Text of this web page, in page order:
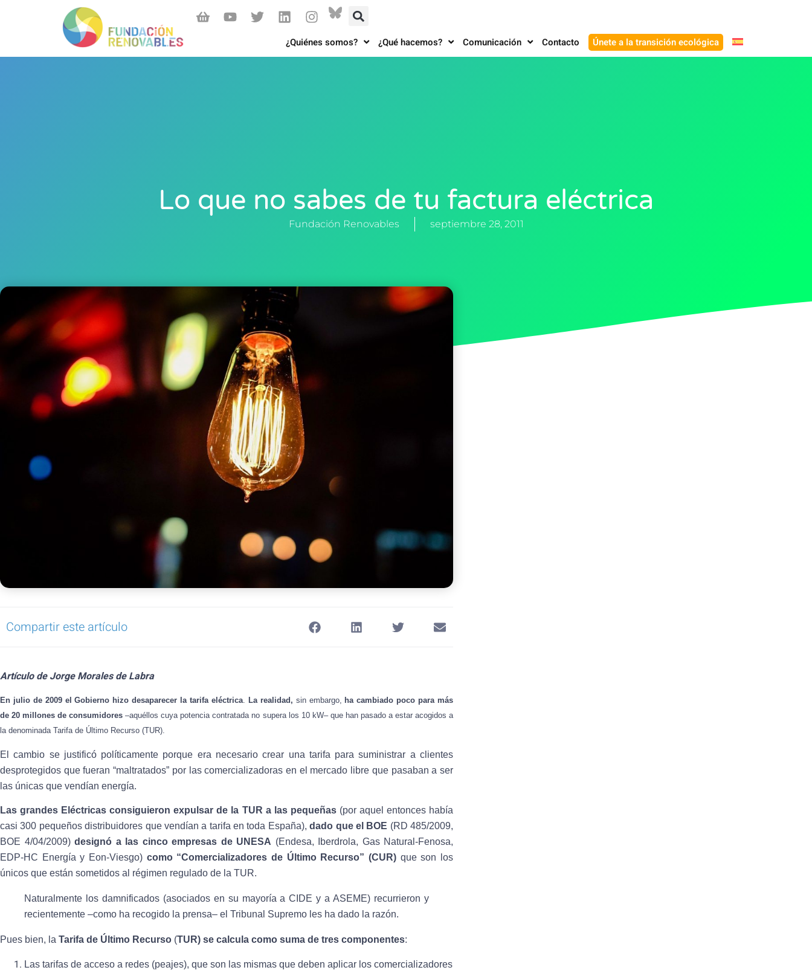
¿Quiénes somos? ¿Qué hacemos? Comunicación Contacto Únete a la transición ecológica
Lo que no sabes de tu factura eléctrica
Fundación Renovables septiembre 28, 2011
Compartir este artículo
Artículo de Jorge Morales de Labra
En julio de 2009 el Gobierno hizo desaparecer la tarifa eléctrica. La realidad, sin embargo, ha cambiado poco para más
de 20 millones de consumidores –aquéllos cuya potencia contratada no supera los 10 kW– que han pasado a estar acogidos a
la denominada Tarifa de Último Recurso (TUR).
El cambio se justificó políticamente porque era necesario crear una tarifa para suministrar a clientes
desprotegidos que fueran “maltratados” por las comercializadoras en el mercado libre que pasaban a ser
las únicas que vendían energía.
Las grandes Eléctricas consiguieron expulsar de la TUR a las pequeñas(por aquel entonces había
casi 300 pequeños distribuidores que vendían a tarifa en toda España),dado que el BOE (RD 485/2009,
BOE 4/04/2009) designó a las cinco empresas de UNESA (Endesa, Iberdrola, Gas Natural-Fenosa,
EDP-HC Energía y Eon-Viesgo) como “Comercializadores de Último Recurso” (CUR) que son los
únicos que están sometidos al régimen regulado de la TUR.
Naturalmente los damnificados (asociados en su mayoría a CIDE y a ASEME) recurrieron y
recientemente –como ha recogido la prensa– el Tribunal Supremo les ha dado la razón.
Pues bien, la Tarifa de Último Recurso (TUR) se calcula como suma de tres componentes:
Las tarifas de acceso a redes (peajes), que son las mismas que deben aplicar los comercializadores